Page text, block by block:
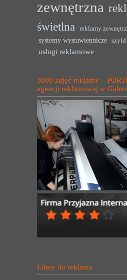
zewnętrzna
świetlna
reklamy
systemy wystawiennicze szyld
usługi reklamowe
3000 zdjęć reklamy –
agencji reklamowej w
Litery do reklamy